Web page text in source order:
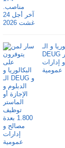
و الـ
DEUG و الدبلوم و الإجازة أو الماستر
و إدارات
عمومية